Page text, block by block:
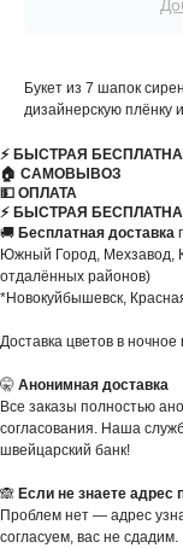
Букет из 7 шапок
дизайнерскую плёнку
⚡️ БЫСТРАЯ
🏠 САМОВЫВОЗ
💵 ОПЛАТА
⚡️ БЫСТРАЯ
🚚 Бесплатная доставка
Южный Город, Мехзавод,
отдалённых районов)
*Новокуйбышевск,
Доставка цветов в
🤫 Анонимная доставка
Все заказы полностью
согласования. Наша
швейцарский банк!
🙈 Если не знаете адрес
Проблем нет — адрес
согласуем, вас не сдадим.